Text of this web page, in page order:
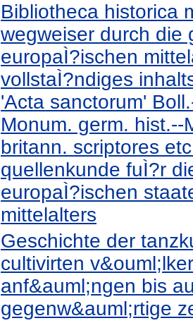
Bibliotheca historica
wegweiser durch die
europaÌ?ischen
vollstaÌ?ndiges
'Acta sanctorum'
Monum. germ. hist.--
britann. scriptores
quellenkunde fuÌ?r
europaÌ?ischen
mittelalters
Geschichte der
cultivirten
anf&auml;ngen bis
gegenw&auml;rtige